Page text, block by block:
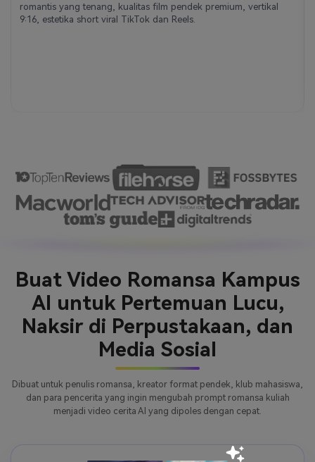
romantis yang tenang, kualitas film pendek premium, vertikal
9:16, estetika short viral TikTok dan Reels.
Buat Video Romansa Kampus
AI untuk Pertemuan Lucu,
Naksir di Perpustakaan, dan
Media Sosial
Dibuat untuk penulis romansa, kreator format pendek, klub mahasiswa,
dan para pencerita yang ingin mengubah prompt romansa kuliah
menjadi video cerita AI yang dipoles dengan cepat.